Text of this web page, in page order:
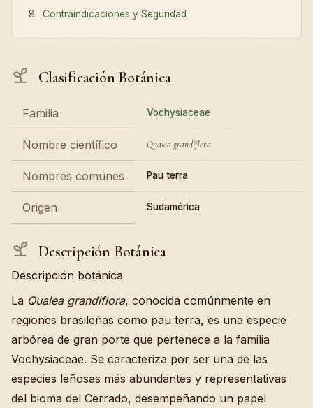
Contraindicaciones y Seguridad
Clasificación Botánica
Familia Vochysiaceae
Nombre científico Qualea grandiflora
Nombres comunes Pau terra
Origen Sudamérica
Descripción Botánica
Descripción botánica
La Qualea grandiflora, conocida comúnmente en
regiones brasileñas como pau terra, es una especie
arbórea de gran porte que pertenece a la familia
Vochysiaceae. Se caracteriza por ser una de las
especies leñosas más abundantes y representativas
del bioma del Cerrado, desempeñando un papel